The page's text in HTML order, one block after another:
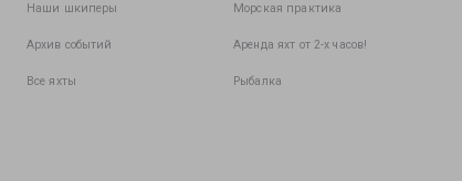
Наши шкиперы
Архив событий
Все яхты
Морская практика
Аренда яхт от 2-х часов!
Рыбалка